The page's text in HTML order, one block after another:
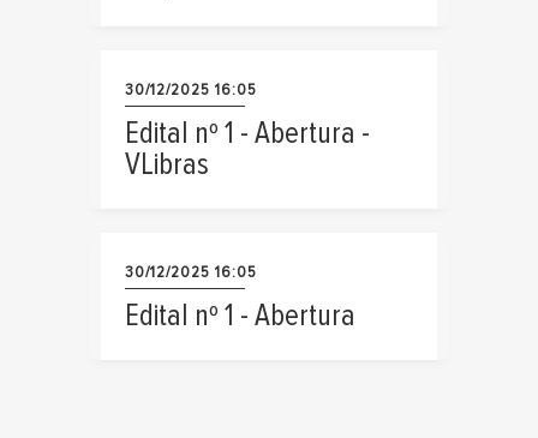
30/12/2025 16:05
Edital nº 1 - Abertura -
VLibras
30/12/2025 16:05
Edital nº 1 - Abertura